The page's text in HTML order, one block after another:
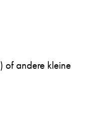
of andere kleine